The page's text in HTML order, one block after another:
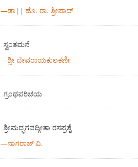
—ಡಾ|| ಹೊ. ರಾ. ಶ್ರೀಪಾದ್‍
ಸ್ವಂತಮನೆ
—ಶ್ರೀ ದೇವರಾಯಕುಲಕರ್ಣಿ
ಗ್ರಂಥಪರಿಚಯ
ಶ್ರೀಮದ್ಭಗವದ್ಗೀತಾ ರಸಪ್ರಶ್ನೆ
—ನಾಗರಾಜ್‍ ವಿ.